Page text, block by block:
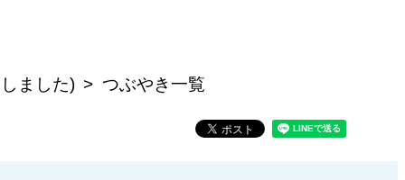
ました) つぶやき一覧